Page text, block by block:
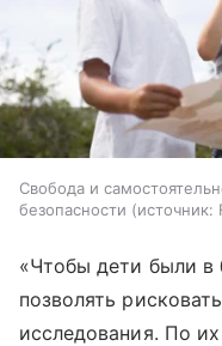
Свобода и
безопасности
источник:
«Чтобы дети были в
позволять
исследования. По